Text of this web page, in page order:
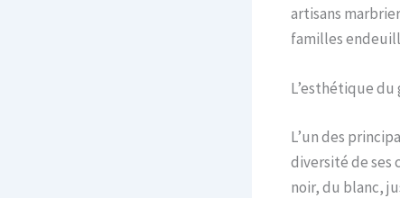
artisans
familles
L’esthétique
L’un des
diversité de ses
noir, du blanc,